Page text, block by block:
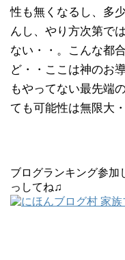
性も無くなるし、多
んし、やり方次第で
ない・・。こんな都
ど・・ここは神のお
もやってない最先端
ても可能性は無限大
ブログランキング参加
っしてね♫